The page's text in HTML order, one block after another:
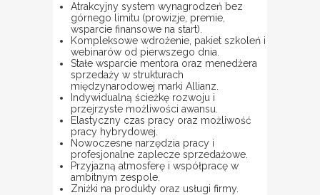
Atrakcyjny system wynagrodzeń bez
górnego limitu (prowizje, premie,
wsparcie finansowe na start).
Kompleksowe wdrożenie, pakiet szkoleń i
webinarów od pierwszego dnia.
Stałe wsparcie mentora oraz menedżera
sprzedaży w strukturach
międzynarodowej marki Allianz.
Indywidualną ścieżkę rozwoju i
przejrzyste możliwości awansu.
Elastyczny czas pracy oraz możliwość
pracy hybrydowej.
Nowoczesne narzędzia pracy i
profesjonalne zaplecze sprzedażowe.
Przyjazną atmosferę i współpracę w
ambitnym zespole.
Zniżki na produkty oraz usługi firmy.